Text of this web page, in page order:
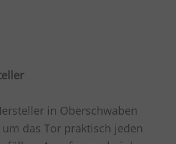
in Oberschwaben
das Tor praktisch jeden